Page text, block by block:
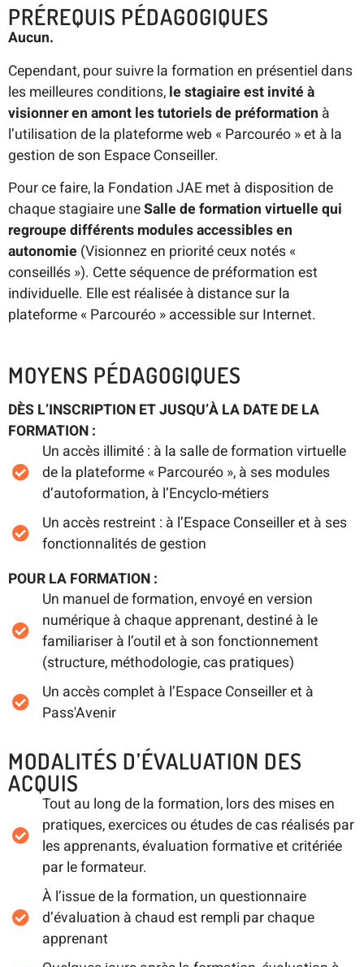
PRÉREQUIS PÉDAGOGIQUES
Aucun.
Cependant, pour suivre la formation en présentiel dans
les meilleures conditions, le stagiaire est invité à
visionner en amont les tutoriels de préformation à
l’utilisation de la plateforme web « Parcouréo » et à la
gestion de son Espace Conseiller.
Pour ce faire, la Fondation JAE met à disposition de
chaque stagiaire uneSalle de formation virtuelle qui
regroupe différents modules accessibles en
autonomie (Visionnez en priorité ceux notés «
conseillés »). Cette séquence de préformation est
individuelle. Elle est réalisée à distance sur la
plateforme « Parcouréo » accessible sur Internet.
MOYENS PÉDAGOGIQUES
DÈS L’INSCRIPTION ET JUSQU’À LA DATE DE LA
FORMATION :
Un accès illimité : à la salle de formation virtuelle
de la plateforme « Parcouréo », à ses modules
d’autoformation, à l’Encyclo-métiers
Un accès restreint : à l’Espace Conseiller et à ses
fonctionnalités de gestion
POUR LA FORMATION :
Un manuel de formation, envoyé en version
numérique à chaque apprenant, destiné à le
familiariser à l’outil et à son fonctionnement
(structure, méthodologie, cas pratiques)
Un accès complet à l’Espace Conseiller et à
Pass'Avenir
MODALITÉS D’ÉVALUATION DES
ACQUIS
Tout au long de la formation, lors des mises en
pratiques, exercices ou études de cas réalisés par
les apprenants, évaluation formative et critériée
par le formateur.
À l’issue de la formation, un questionnaire
d’évaluation à chaud est rempli par chaque
apprenant